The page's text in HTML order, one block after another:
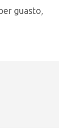
guasto,